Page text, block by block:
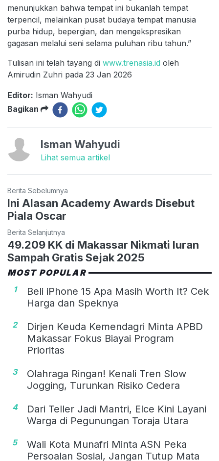
menunjukkan bahwa tempat ini bukanlah tempat
terpencil, melainkan pusat budaya tempat manusia
purba hidup, bepergian, dan mengekspresikan
gagasan melalui seni selama puluhan ribu tahun.”
Tulisan ini telah tayang di www.trenasia.id oleh
Amirudin Zuhri pada 23 Jan 2026
Editor: Isman Wahyudi
Bagikan
Isman Wahyudi
Lihat semua artikel
Berita Sebelumnya
Ini Alasan Academy Awards Disebut
Piala Oscar
Berita Selanjutnya
49.209 KK di Makassar Nikmati Iuran
Sampah Gratis Sejak 2025
MOST POPULAR
1
Beli iPhone 15 Apa Masih Worth It? Cek
Harga dan Speknya
2
Dirjen Keuda Kemendagri Minta APBD
Makassar Fokus Biayai Program
Prioritas
3
Olahraga Ringan! Kenali Tren Slow
Jogging, Turunkan Risiko Cedera
4
Dari Teller Jadi Mantri, Elce Kini Layani
Warga di Pegunungan Toraja Utara
5
Wali Kota Munafri Minta ASN Peka
Persoalan Sosial, Jangan Tutup Mata